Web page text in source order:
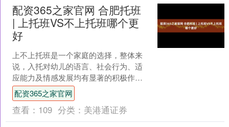
配资365之家官网 合肥托班
| 上托班VS不上托班哪个更
好
上不上托班是一个家庭的选择，整体来
说，入托对幼儿的语言、社会行为、适
应能力及情感发展均有显著的积极作
用，需不需要托班"带娃"，每个家庭自由
选择。....
配资365之家官网
查看： 109 分类： 美港通证券